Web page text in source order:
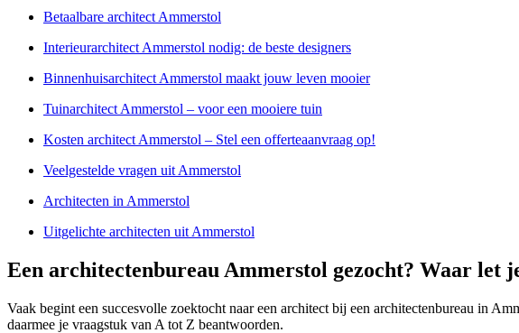
Betaalbare architect Ammerstol
Interieurarchitect Ammerstol nodig: de beste designers
Binnenhuisarchitect Ammerstol maakt jouw leven mooier
Tuinarchitect Ammerstol – voor een mooiere tuin
Kosten architect Ammerstol – Stel een offerteaanvraag op!
Veelgestelde vragen uit Ammerstol
Architecten in Ammerstol
Uitgelichte architecten uit Ammerstol
Een architectenbureau Ammerstol gezocht? Waar let
Vaak begint een succesvolle zoektocht naar een architect bij een architectenbureau in
daarmee je vraagstuk van A tot Z beantwoorden.